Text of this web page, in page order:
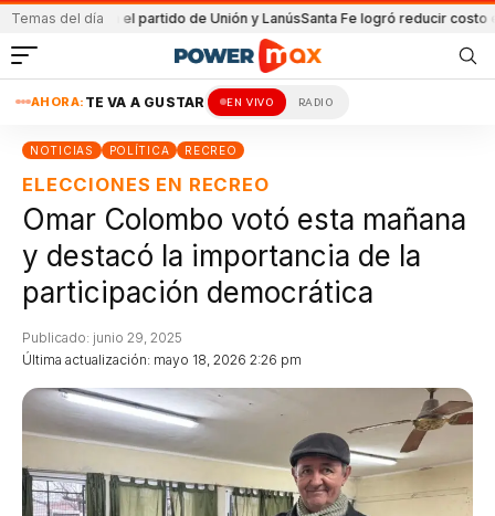
Temas del día
en el partido de Unión y LanúsSanta Fe logró reducir costo
AHORA: TE VA A GUSTAR EN VIVO RADIO
NOTICIAS POLÍTICA RECREO
ELECCIONES EN RECREO
Omar Colombo votó esta mañana
y destacó la importancia de la
participación democrática
Última actualización: mayo 18, 2026 2:26 pm
Publicado: junio 29, 2025